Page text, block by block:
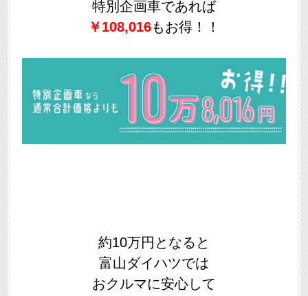
特別企画車であれば
￥108,016もお得！！
約10万円となると
富山ダイハツでは
おクルマに安心して